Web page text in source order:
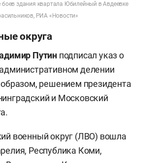
здания квартала Юбилейный в Авдеевке
РИА «Новости»
округа
Путин подписал указ о
делении
решением президента
и Московский
военный округ (ЛВО) вошла
Республика Коми,